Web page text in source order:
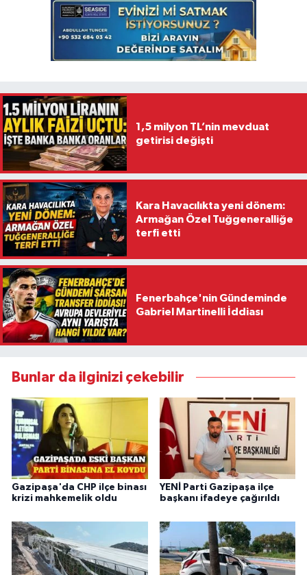
1,5 milyon TL’nin mevduat
getirisi değişti
Kara Havacılıkta yeni dönem:
Armağan Özel Tuğgeneralliğe
terfi etti
Fenerbahçe'nin Gündeminde
Gabriel Martinelli İddiası
Bunlar da ilginizi çekebilir
Gazipaşa'da CHP ilçe binası
krizi mahkemelik oldu
YENİ Parti Gazipaşa ilçe
başkanı ifadeye çağırıldı